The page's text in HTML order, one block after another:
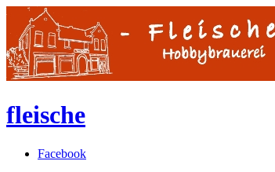
fleische
Facebook